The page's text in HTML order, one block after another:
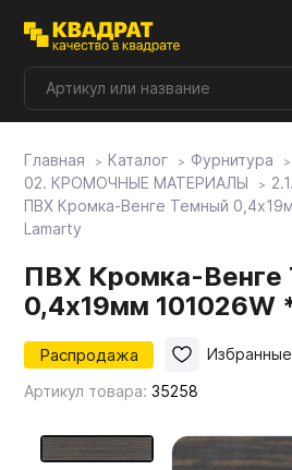
Плитные материалы
Фурнитура
Столешницы
Фасады
Главная Каталог
Фурнитура
02. КРОМОЧНЫЕ МАТЕРИАЛЫ
ПВХ Кромка-Венге Темный
Lamarty
ПВХ Кромка-Венге
0,4х19мм
Распродажа
Артикул товара:35258